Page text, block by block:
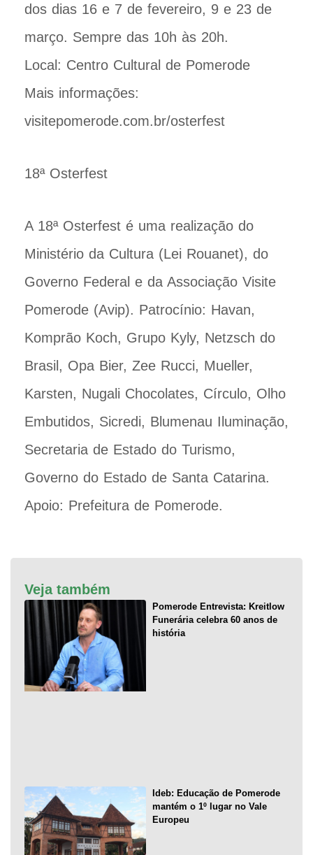
dos dias 16 e 7 de fevereiro, 9 e 23 de
março. Sempre das 10h às 20h.
Local: Centro Cultural de Pomerode
Mais informações:
visitepomerode.com.br/osterfest
18ª Osterfest
A 18ª Osterfest é uma realização do
Ministério da Cultura (Lei Rouanet), do
Governo Federal e da Associação Visite
Pomerode (Avip). Patrocínio: Havan,
Komprão Koch, Grupo Kyly, Netzsch do
Brasil, Opa Bier, Zee Rucci, Mueller,
Karsten, Nugali Chocolates, Círculo, Olho
Embutidos, Sicredi, Blumenau Iluminação,
Secretaria de Estado do Turismo,
Governo do Estado de Santa Catarina.
Apoio: Prefeitura de Pomerode.
Veja também
Pomerode Entrevista: Kreitlow
Funerária celebra 60 anos de
história
Ideb: Educação de Pomerode
mantém o 1º lugar no Vale
Europeu